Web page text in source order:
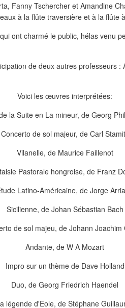
Fanny Tschercher et Amandine
à la flûte traversière et à la flûte
ont charmé le public, hélas venu
de deux autres professeurs :
Voici les œuvres interprétées:
la Suite en La mineur, de Georg
Concerto de sol majeur, de Carl
Vilanelle, de Maurice Faillenot
Pastorale hongroise, de Franz
Latino-Américaine, de Jorge
Sicilienne, de Johan Sébastian Bach
de sol majeu, de Johann Joachim
Andante, de W A Mozart
Impro sur un thème de Dave Holland
Duo, de Georg Friedrich Haendel
légende d'Eole, de Stéphane